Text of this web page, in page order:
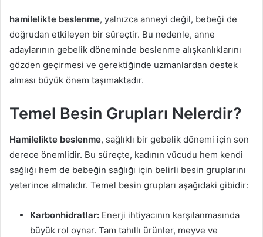
hamilelikte beslenme, yalnızca anneyi değil, bebeği de
doğrudan etkileyen bir süreçtir. Bu nedenle, anne
adaylarının gebelik döneminde beslenme alışkanlıklarını
gözden geçirmesi ve gerektiğinde uzmanlardan destek
alması büyük önem taşımaktadır.
Temel Besin Grupları Nelerdir?
Hamilelikte beslenme, sağlıklı bir gebelik dönemi için son
derece önemlidir. Bu süreçte, kadının vücudu hem kendi
sağlığı hem de bebeğin sağlığı için belirli besin gruplarını
yeterince almalıdır. Temel besin grupları aşağıdaki gibidir:
Karbonhidratlar: Enerji ihtiyacının karşılanmasında
büyük rol oynar. Tam tahıllı ürünler, meyve ve